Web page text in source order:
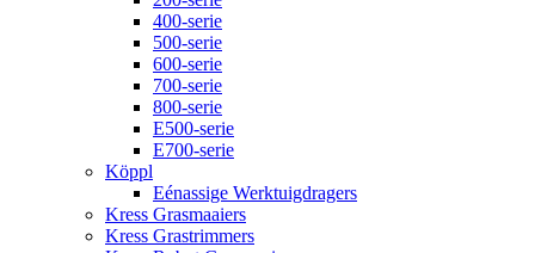
400-serie
500-serie
600-serie
700-serie
800-serie
E500-serie
E700-serie
Köppl
Eénassige Werktuigdragers
Kress Grasmaaiers
Kress Grastrimmers